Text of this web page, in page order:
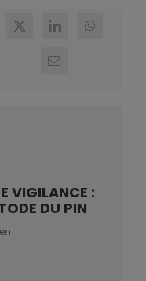
VIGILANCE :
DU PIN